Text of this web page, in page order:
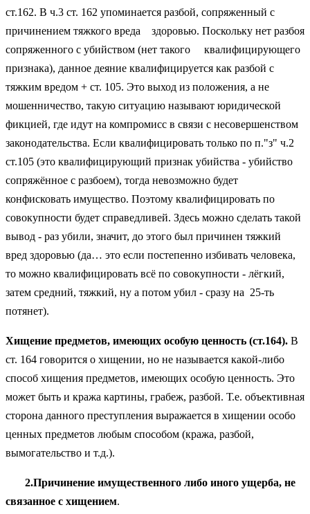
ст.162. В ч.3 ст. 162 упоминается разбой, сопряженный с
причинением тяжкого вреда здоровью. Поскольку нет разбоя
сопряженного с убийством (нет такого квалифицирующего
признака), данное деяние квалифицируется как разбой с
тяжким вредом + ст. 105. Это выход из положения, а не
мошенничество, такую ситуацию называют юридической
фикцией, где идут на компромисс в связи с несовершенством
законодательства. Если квалифицировать только по п."з" ч.2
ст.105 (это квалифицирующий признак убийства - убийство
сопряжённое с разбоем), тогда невозможно будет
конфисковать имущество. Поэтому квалифицировать по
совокупности будет справедливей. Здесь можно сделать такой
вывод - раз убили, значит, до этого был причинен тяжкий
вред здоровью (да… это если постепенно избивать человека,
то можно квалифицировать всё по совокупности - лёгкий,
затем средний, тяжкий, ну а потом убил - сразу на 25-ть
потянет).
Хищение предметов, имеющих особую ценность (ст.164). В
ст. 164 говорится о хищении, но не называется какой-либо
способ хищения предметов, имеющих особую ценность. Это
может быть и кража картины, грабеж, разбой. Т.е. объективная
сторона данного преступления выражается в хищении особо
ценных предметов любым способом (кража, разбой,
вымогательство и т.д.).
2.Причинение имущественного либо иного ущерба, не
связанное с хищением.